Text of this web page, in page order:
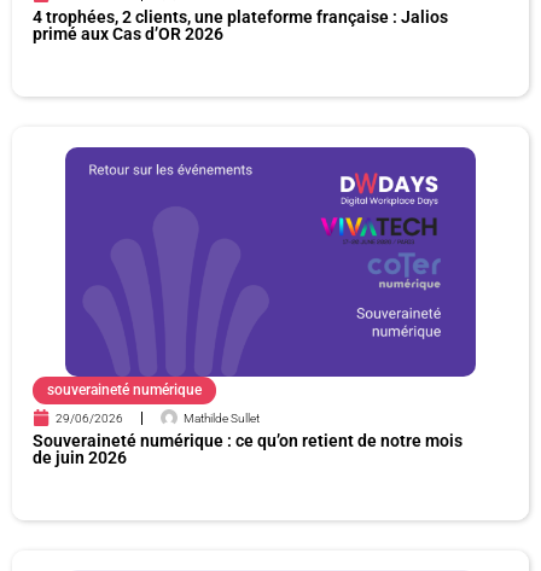
4 trophées, 2 clients, une plateforme française : Jalios
primé aux Cas d’OR 2026
souveraineté numérique
29/06/2026 Mathilde Sullet
Souveraineté numérique : ce qu’on retient de notre mois
de juin 2026